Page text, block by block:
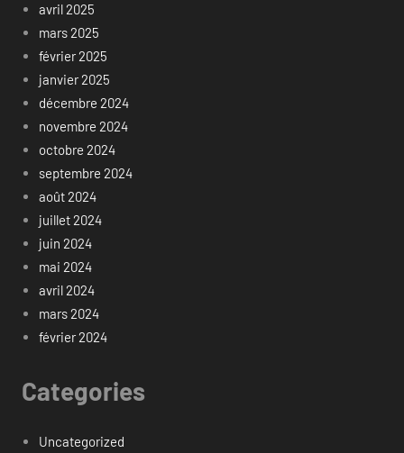
avril 2025
mars 2025
février 2025
janvier 2025
décembre 2024
novembre 2024
octobre 2024
septembre 2024
août 2024
juillet 2024
juin 2024
mai 2024
avril 2024
mars 2024
février 2024
Categories
Uncategorized